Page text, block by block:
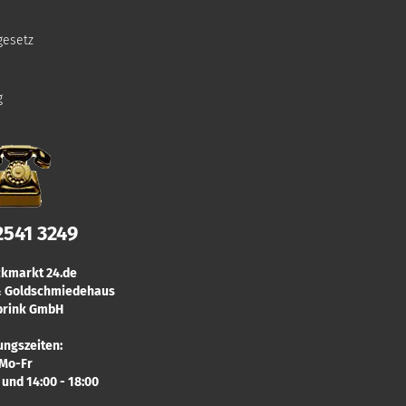
3249
24.de
Goldschmiedehaus
GmbH
Fr
14:00 - 18:00